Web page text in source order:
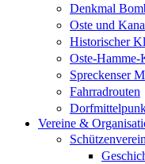
Denkmal
Oste und
Historischer
Oste-Hamme-
Spreckenser
Fahrradrouten
Vereine &
Schützenverein